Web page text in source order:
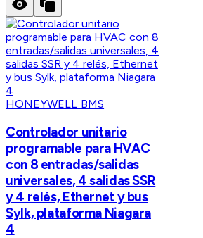
HONEYWELL BMS
Controlador unitario
programable para HVAC
con 8 entradas/salidas
universales, 4 salidas SSR
y 4 relés, Ethernet y bus
Sylk, plataforma Niagara
4